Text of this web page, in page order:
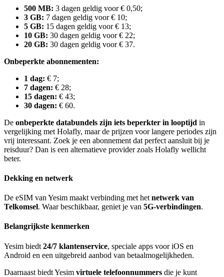
500 MB: 3 dagen geldig voor € 0,50;
3 GB: 7 dagen geldig voor € 10;
5 GB: 15 dagen geldig voor € 13;
10 GB: 30 dagen geldig voor € 22;
20 GB: 30 dagen geldig voor € 37.
Onbeperkte abonnementen:
1 dag: € 7;
7 dagen: € 28;
15 dagen: € 43;
30 dagen: € 60.
De onbeperkte databundels zijn iets beperkter in looptijd in
vergelijking met Holafly, maar de prijzen voor langere periodes zijn
vrij interessant. Zoek je een abonnement dat perfect aansluit bij je
reisduur? Dan is een alternatieve provider zoals Holafly wellicht
beter.
Dekking en netwerk
De eSIM van Yesim maakt verbinding met het netwerk van
Telkomsel. Waar beschikbaar, geniet je van 5G-verbindingen.
Belangrijkste kenmerken
Yesim biedt 24/7 klantenservice, speciale apps voor iOS en
Android en een uitgebreid aanbod van betaalmogelijkheden.
Daarnaast biedt Yesim virtuele telefoonnummers die je kunt